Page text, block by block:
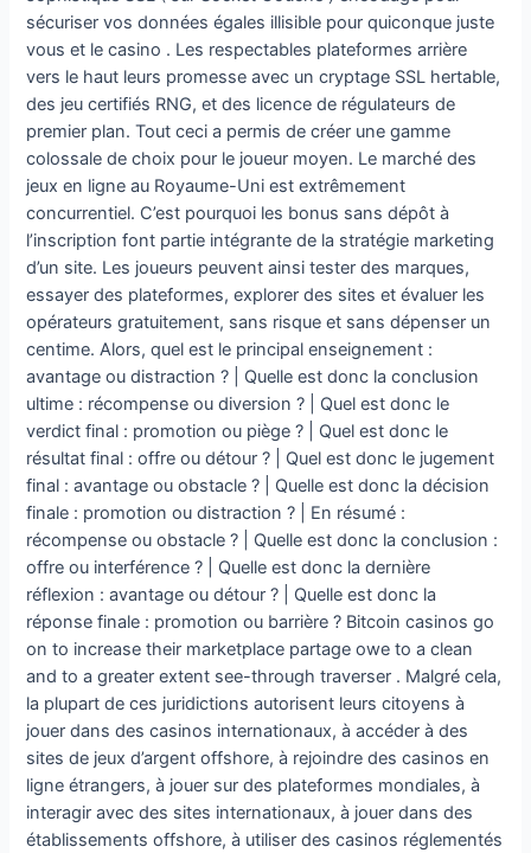
sécuriser vos données égales illisible pour quiconque juste
vous et le casino . Les respectables plateformes arrière
vers le haut leurs promesse avec un cryptage SSL hertable,
des jeu certifiés RNG, et des licence de régulateurs de
premier plan. Tout ceci a permis de créer une gamme
colossale de choix pour le joueur moyen. Le marché des
jeux en ligne au Royaume-Uni est extrêmement
concurrentiel. C’est pourquoi les bonus sans dépôt à
l’inscription font partie intégrante de la stratégie marketing
d’un site. Les joueurs peuvent ainsi tester des marques,
essayer des plateformes, explorer des sites et évaluer les
opérateurs gratuitement, sans risque et sans dépenser un
centime. Alors, quel est le principal enseignement :
avantage ou distraction ? | Quelle est donc la conclusion
ultime : récompense ou diversion ? | Quel est donc le
verdict final : promotion ou piège ? | Quel est donc le
résultat final : offre ou détour ? | Quel est donc le jugement
final : avantage ou obstacle ? | Quelle est donc la décision
finale : promotion ou distraction ? | En résumé :
récompense ou obstacle ? | Quelle est donc la conclusion :
offre ou interférence ? | Quelle est donc la dernière
réflexion : avantage ou détour ? | Quelle est donc la
réponse finale : promotion ou barrière ? Bitcoin casinos go
on to increase their marketplace partage owe to a clean
and to a greater extent see-through traverser . Malgré cela,
la plupart de ces juridictions autorisent leurs citoyens à
jouer dans des casinos internationaux, à accéder à des
sites de jeux d’argent offshore, à rejoindre des casinos en
ligne étrangers, à jouer sur des plateformes mondiales, à
interagir avec des sites internationaux, à jouer dans des
établissements offshore, à utiliser des casinos réglementés